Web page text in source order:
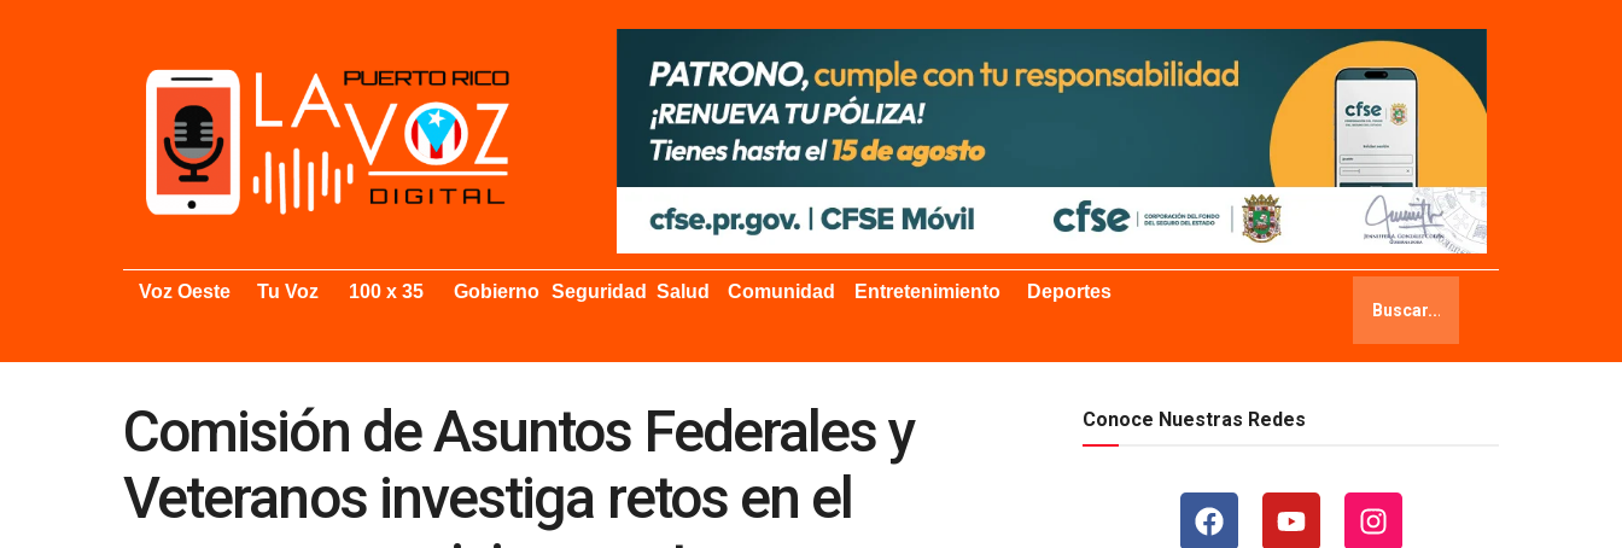
Voz Oeste Tu Voz 100 x 35 Gobierno Seguridad Salud Comunidad Entretenimiento Deportes
Comisión de Asuntos Federales y
Veteranos investiga retos en el
Conoce Nuestras Redes